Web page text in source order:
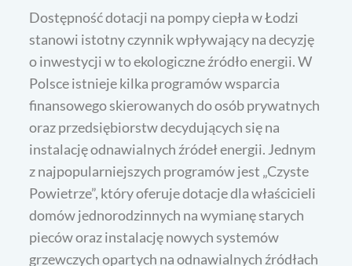
Dostępność dotacji na pompy ciepła w Łodzi
stanowi istotny czynnik wpływający na decyzję
o inwestycji w to ekologiczne źródło energii. W
Polsce istnieje kilka programów wsparcia
finansowego skierowanych do osób prywatnych
oraz przedsiębiorstw decydujących się na
instalację odnawialnych źródeł energii. Jednym
z najpopularniejszych programów jest „Czyste
Powietrze”, który oferuje dotacje dla właścicieli
domów jednorodzinnych na wymianę starych
pieców oraz instalację nowych systemów
grzewczych opartych na odnawialnych źródłach